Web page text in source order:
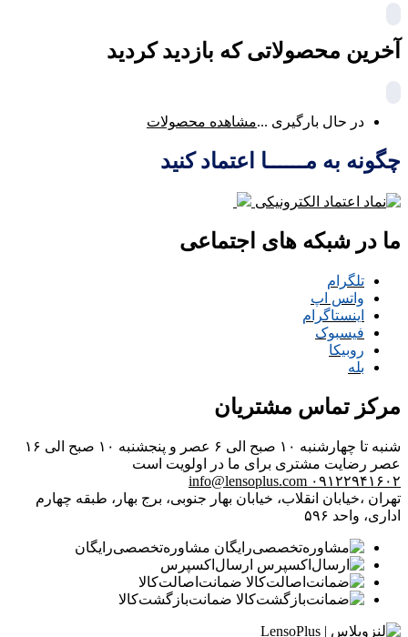
آخرین محصولاتی که بازدید کردید
در حال بارگیری ...مشاهده محصولات
چگونه به مــــــا اعتماد کنید
ما در شبکه های اجتماعی
تلگرام
واتس اپ
اینستاگرام
فیسبوک
روبیکا
بله
مرکز تماس مشتریان
شنبه تا چهارشنبه ۱۰ صبح الی ۶ عصر و پنجشنبه ۱۰ صبح الی ۱۶
عصر رضایت مشتری برای ما در اولویت است
۰۹۱۲۲۹۴۱۶۰۲ info@lensoplus.com
تهران ،خیابان انقلاب، خیابان بهار جنوبی، برج بهار، طبقه چهارم
اداری، واحد ۵۹۶
مشاوره‌تخصصی‌رایگان
ارسال‌اکسپرس
ضمانت‌اصالت‌کالا
ضمانت‌بازگشت‌کالا